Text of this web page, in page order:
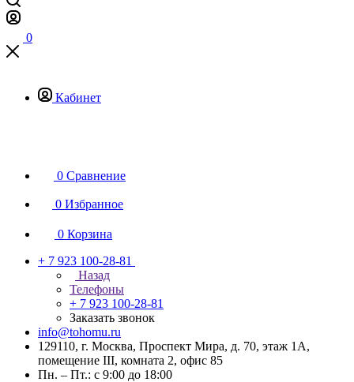
0
Кабинет
0 Сравнение
0 Избранное
0 Корзина
+ 7 923 100-28-81
Назад
Телефоны
+ 7 923 100-28-81
Заказать звонок
info@tohomu.ru
129110, г. Москва, Проспект Мира, д. 70, этаж 1А,
помещение III, комната 2, офис 85
Пн. – Пт.: с 9:00 до 18:00